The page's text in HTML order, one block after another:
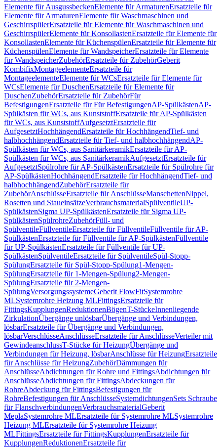
Elemente für AusgussbeckenElemente für ArmaturenErsatzteile für
Elemente für ArmaturenElemente für Waschmaschinen und
GeschirrspülerErsatzteile für Elemente für Waschmaschinen und
GeschirrspülerElemente für KonsollastenErsatzteile für Elemente für
KonsollastenElemente für KüchenspülenErsatzteile für Elemente für
KüchenspülenElemente für WandspeicherErsatzteile für Elemente
für WandspeicherZubehörErsatzteile für ZubehörGeberit
KombifixMontageelementeErsatzteile für
MontageelementeElemente für WCsErsatzteile für Elemente für
WCsElemente für DuschenErsatzteile für Elemente für
DuschenZubehörErsatzteile für ZubehörFür
BefestigungenErsatzteile für Für BefestigungenAP-SpülkästenAP-
Spülkästen für WCs, aus KunststoffErsatzteile für AP-Spülkästen
für WCs, aus KunststoffAufgesetztErsatzteile für
AufgesetztHochhängendErsatzteile für HochhängendTief- und
halbhochhängendErsatzteile für Tief- und halbhochhängendAP-
Spülkästen für WCs, aus SanitärkeramikErsatzteile für AP-
Spülkästen für WCs, aus SanitärkeramikAufgesetztErsatzteile für
AufgesetztSpülrohre für AP-SpülkästenErsatzteile für Spülrohre für
AP-SpülkästenHochhängendErsatzteile für HochhängendTief- und
halbhochhängendZubehörErsatzteile für
ZubehörAnschlüsseErsatzteile für AnschlüsseManschettenNippel,
Rosetten und StaueinsätzeVerbrauchsmaterialSpülventileUP-
SpülkästenSigma UP-SpülkästenErsatzteile für Sigma UP-
SpülkästenSpülrohreZubehörFüll- und
SpülventileFüllventileErsatzteile für FüllventileFüllventile für AP-
SpülkästenErsatzteile für Füllventile für AP-SpülkästenFüllventile
für UP-SpülkästenErsatzteile für Füllventile für UP-
SpülkästenSpülventileErsatzteile für SpülventileSpül-Stopp-
SpülungErsatzteile für Spül-Stopp-Spülung1-Mengen-
SpülungErsatzteile für 1-Mengen-Spülung2-Mengen-
SpülungErsatzteile für 2-Mengen-
SpülungVersorgungssystemeGeberit FlowFitSystemrohre
MLSystemrohre Heizung MLFittingsErsatzteile für
FittingsKupplungenReduktionenBögenT-StückeInnenliegende
ZirkulationÜbergänge unlösbarÜbergänge und Verbindungen,
lösbarErsatzteile für Übergänge und Verbindungen,
lösbarVerschlüsseAnschlüsseErsatzteile für AnschlüsseVerteiler mit
GewindeanschlussT-Stücke für HeizungÜbergänge und
Verbindungen für Heizung, lösbarAnschlüsse für HeizungErsatzteile
für Anschlüsse für HeizungZubehörDämmungen für
AnschlüsseAbdichtungen für Rohre und FittingsAbdichtungen für
AnschlüsseAbdichtungen für FittingsAbdeckungen für
RohreAbdeckung für FittingsBefestigungen für
RohreBefestigungen für AnschlüsseSystemdichtungenSets Schraube
für FlanschverbindungenVerbrauchsmaterialGeberit
MeplaSystemrohre MLErsatzteile für Systemrohre MLSystemrohre
Heizung MLErsatzteile für Systemrohre Heizung
MLFittingsErsatzteile für FittingsKupplungenErsatzteile für
KupplungenReduktionenErsatzteile für